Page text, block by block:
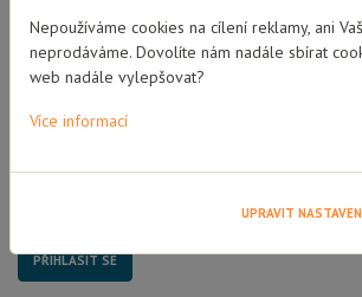
Uživatelské jméno / Email
Heslo
Nepoužíváme cookies na cílení reklamy, ani
neprodáváme. Dovolíte nám nadále sbírat
web nadále vylepšovat?
Více informací
UPRAVIT